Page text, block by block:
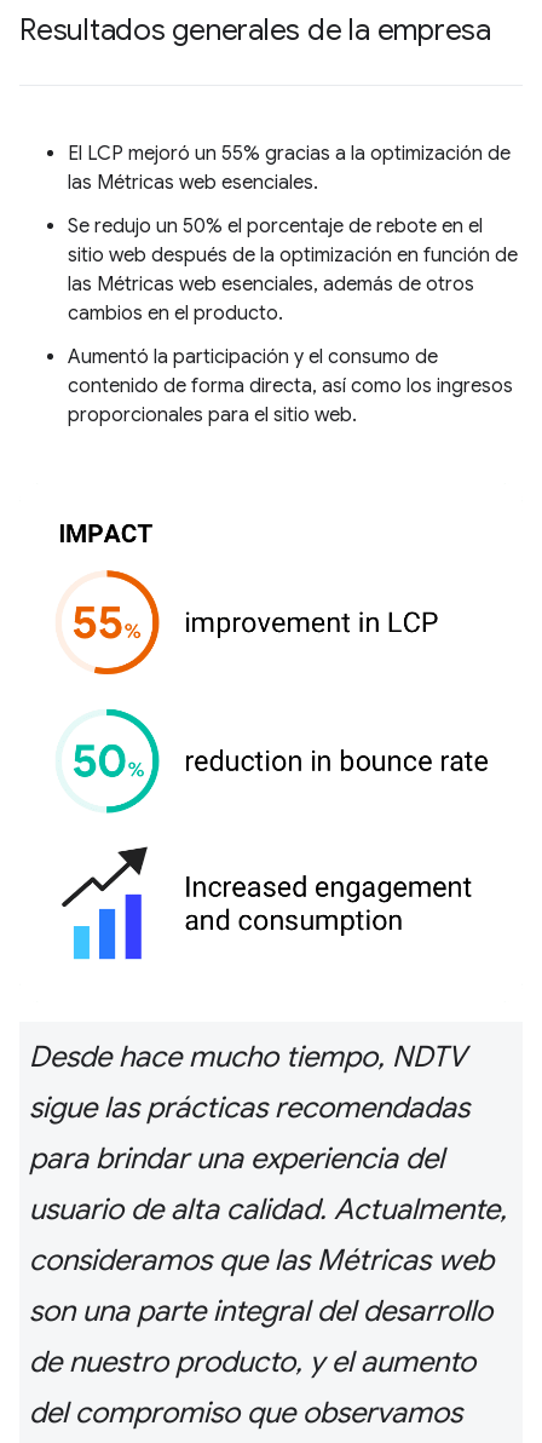
Resultados generales de la empresa
El LCP mejoró un 55% gracias a la optimización de
las Métricas web esenciales.
Se redujo un 50% el porcentaje de rebote en el
sitio web después de la optimización en función de
las Métricas web esenciales, además de otros
cambios en el producto.
Aumentó la participación y el consumo de
contenido de forma directa, así como los ingresos
proporcionales para el sitio web.
Desde hace mucho tiempo, NDTV
sigue las prácticas recomendadas
para brindar una experiencia del
usuario de alta calidad. Actualmente,
consideramos que las Métricas web
son una parte integral del desarrollo
de nuestro producto, y el aumento
del compromiso que observamos